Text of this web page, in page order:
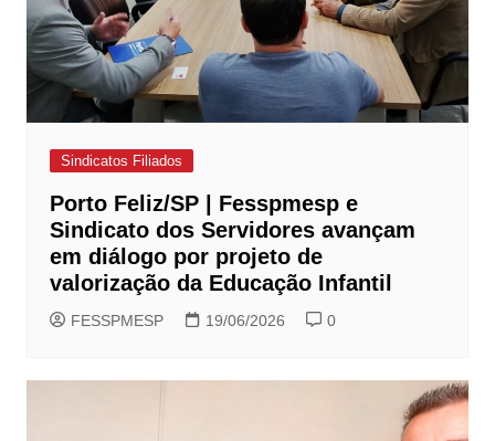
Sindicatos Filiados
Porto Feliz/SP | Fesspmesp e
Sindicato dos Servidores avançam
em diálogo por projeto de
valorização da Educação Infantil
FESSPMESP 19/06/2026 0